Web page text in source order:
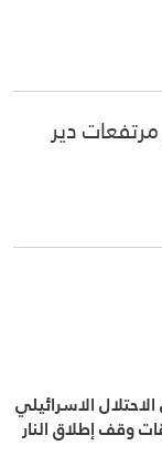
دير
الاسرائيلي
وقف إطلاق النار